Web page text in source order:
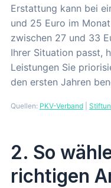
Erstattung kann bei
und 25 Euro im
zwischen 27 und 33
Ihrer Situation passt,
Leistungen Sie
den ersten Jahren
Quellen: PKV-Verband
2. So
richtigen